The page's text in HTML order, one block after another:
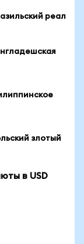
реал
злотый
в USD